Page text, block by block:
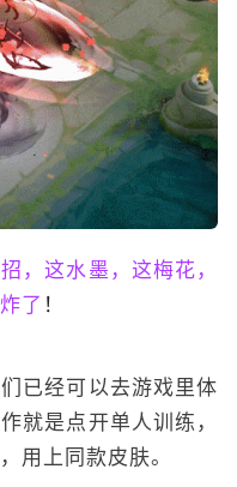
，这水墨，这梅花，
了 ！
已经可以去游戏里体
就是点开单人训练，
用上同款皮肤。